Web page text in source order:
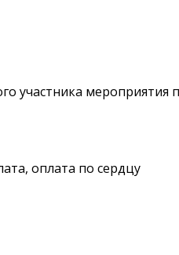
участника мероприятия
оплата по сердцу